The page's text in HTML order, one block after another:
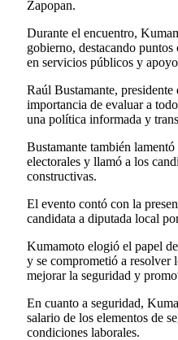
Zapopan.
Durante el encuentro,
gobierno, destacando
en servicios públicos y
Raúl Bustamante,
importancia de evaluar a
una política informada y
Bustamante también
electorales y llamó a los
constructivas.
El evento contó con la
candidata a diputada local
Kumamoto elogió el papel
y se comprometió a resolver
mejorar la seguridad y
En cuanto a seguridad,
salario de los elementos de
condiciones laborales.